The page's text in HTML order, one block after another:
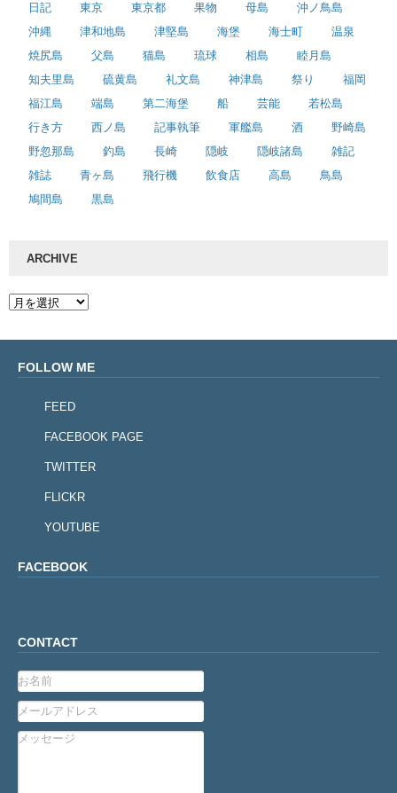
日記
東京 東京都 果物 母島
沖ノ鳥島
沖縄
津和地島 津堅島 海堡 海士町
温泉
焼尻島
父島 猫島 琉球 相島
睦月島
知夫里島
硫黄島 礼文島 神津島 祭り
福岡
福江島
端島 第二海堡 船 芸能
若松島
行き方
西ノ島 記事執筆 軍艦島 酒
野崎島
野忽那島
釣島 長崎 隠岐 隠岐諸島
雑記
雑誌
青ヶ島 飛行機 飲食店 高島
鳥島
鳩間島
黒島
ARCHIVE
FOLLOW ME
FEED
FACEBOOK PAGE
TWITTER
FLICKR
YOUTUBE
FACEBOOK
CONTACT